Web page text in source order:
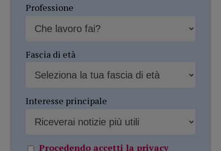
Professione
Fascia di età
Interesse principale
Procedendo accetti la privacy